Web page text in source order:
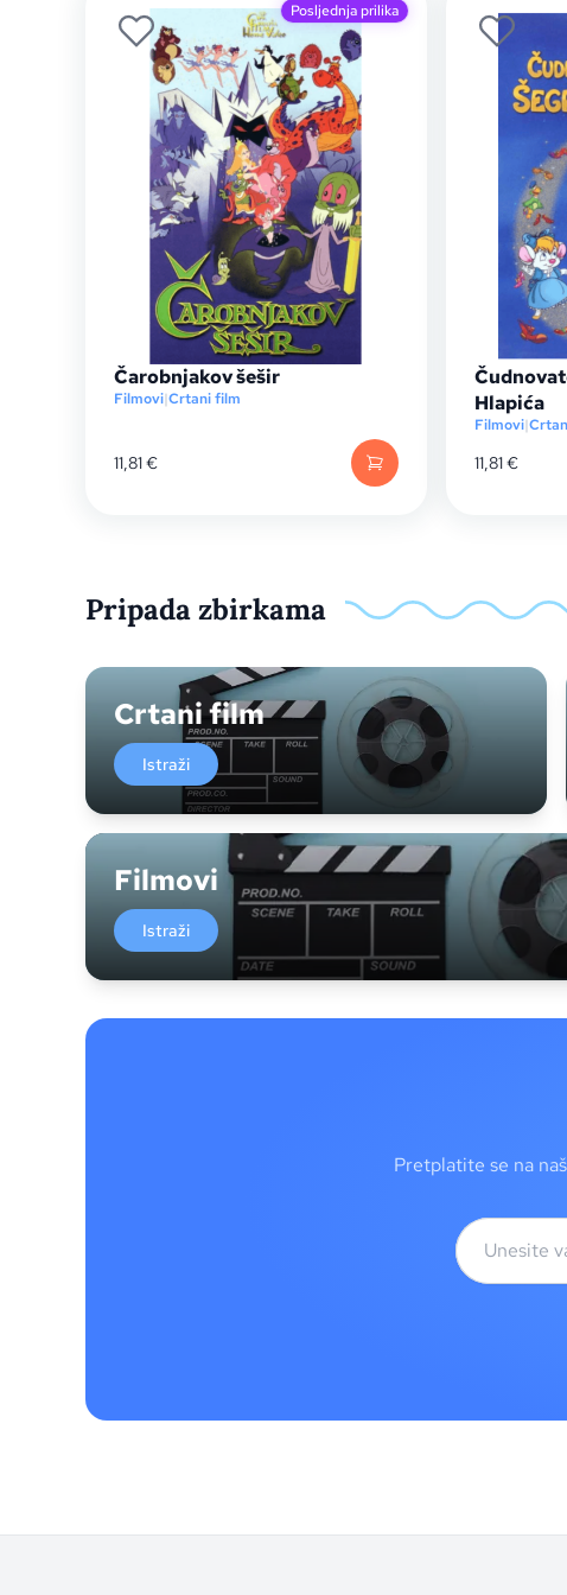
Posljednja prilika
Čarobnjakov šešir
Filmovi|Crtani film
11,81€
Hlapića
Filmovi|
11,81€
Pripada zbirkama
Crtani film
Istraži
Filmovi
Istraži
Pretplatite se na